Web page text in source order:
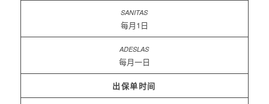
每月1日
每月一日
出保单时间